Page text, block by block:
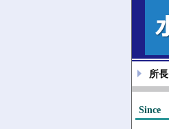
所
Since